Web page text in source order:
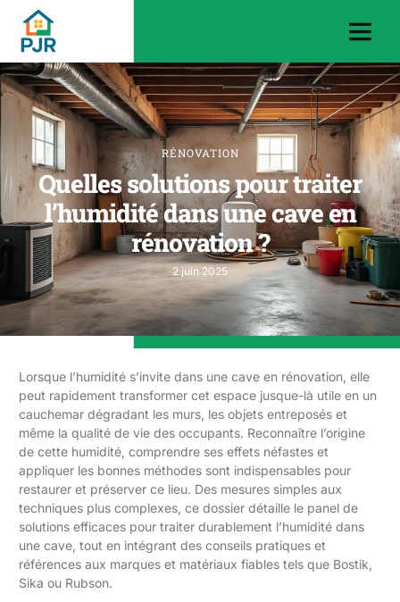
RÉNOVATION
Quelles solutions pour traiter
l’humidité dans une cave en
rénovation ?
2 juin 2025
Lorsque l’humidité s’invite dans une cave en rénovation, elle
peut rapidement transformer cet espace jusque-là utile en un
cauchemar dégradant les murs, les objets entreposés et
même la qualité de vie des occupants. Reconnaître l’origine
de cette humidité, comprendre ses effets néfastes et
appliquer les bonnes méthodes sont indispensables pour
restaurer et préserver ce lieu. Des mesures simples aux
techniques plus complexes, ce dossier détaille le panel de
solutions efficaces pour traiter durablement l’humidité dans
une cave, tout en intégrant des conseils pratiques et
références aux marques et matériaux fiables tels que Bostik,
Sika ou Rubson.